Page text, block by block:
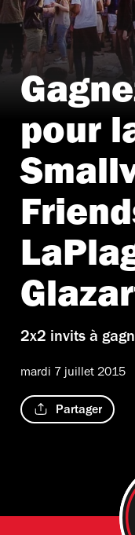
pour
2x2 invits à
mardi 7 juillet 2015
Partager